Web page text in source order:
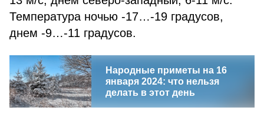
Температура ночью -17…-19 градусов,
днем -9…-11 градусов.
Народные приметы на 16
января 2024: что нельзя
делать в этот день